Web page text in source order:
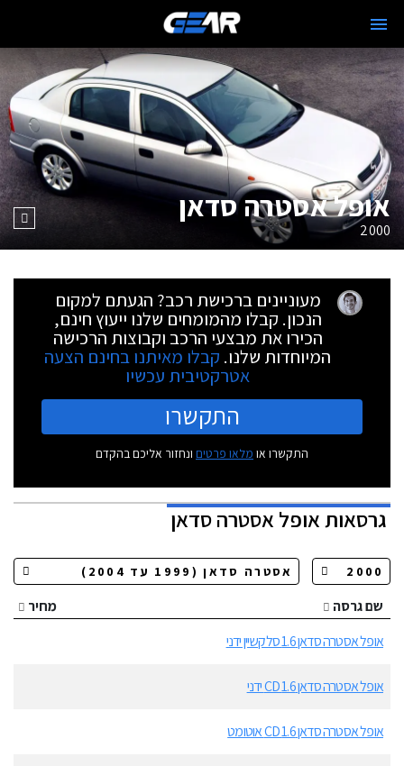
אופל אסטרה סדאן
2000
מעוניינים ברכישת רכב? הגעתם למקום
הנכון. קבלו מהמומחים שלנו ייעוץ חינם,
הכירו את מבצעי הרכב וקבוצות הרכישה
המיוחדות שלנו. קבלו מאיתנו בחינם הצעה
אטרקטיבית עכשיו
התקשרו
התקשרו או מלאו פרטים ונחזור אליכם בהקדם
גרסאותאופל אסטרה סדאן
שם גרסה
מחיר
אופל אסטרה סדאן 1.6 סלקשיין ידני
אופל אסטרה סדאן 1.6 CD ידני
אופל אסטרה סדאן 1.6 CD אוטומט